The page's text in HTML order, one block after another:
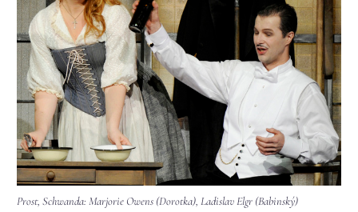
Prost, Schwanda: Marjorie Owens (Dorotka), Ladislav Elgr (Babinský)